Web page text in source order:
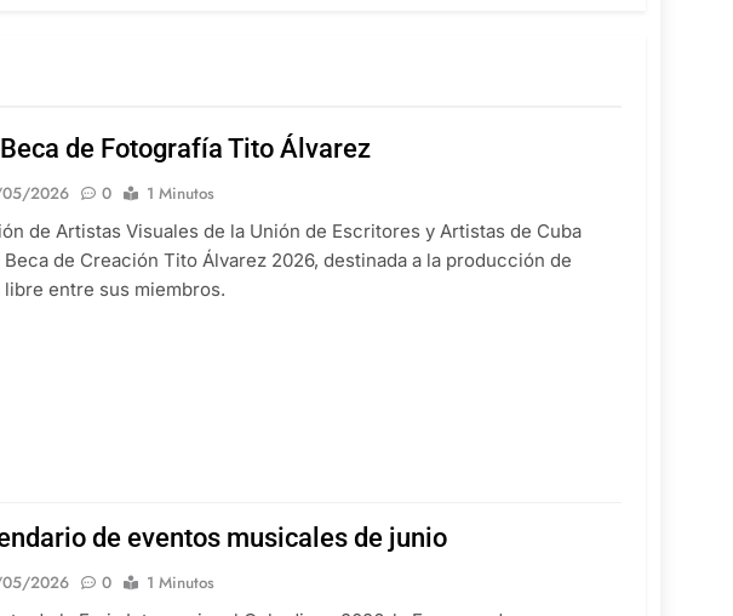
de Fotografía Tito Álvarez
2026 0
1 Minutos
de Artistas Visuales de la Unión de Escritores y Artistas de Cuba
de Creación Tito Álvarez 2026, destinada a la producción de
entre sus miembros.
de eventos musicales de junio
2026 0
1 Minutos